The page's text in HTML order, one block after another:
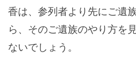
香は、参列者より先にご遺
ら、そのご遺族のやり方を
ないでしょう。